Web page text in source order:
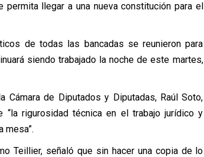
llegar a una nueva constitución para el
de todas las bancadas se reunieron para
siendo trabajado la noche de este martes,
de Diputados y Diputadas, Raúl Soto,
“la rigurosidad técnica en el trabajo jurídico y
mesa”.
Teillier, señaló que sin hacer una copia de lo